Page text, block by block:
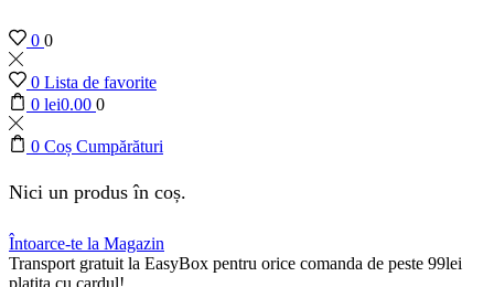
0 0
0 Lista de favorite
0 lei0.00 0
0 Coș Cumpărături
Nici un produs în coș.
Întoarce-te la Magazin
Transport gratuit la EasyBox pentru orice comanda de peste 99lei